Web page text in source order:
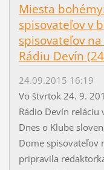
Miesta
spisovateľov v
spisovateľov
Rádiu Devín
24.09.2015 16:19
Vo štvrtok 24. 9.
Rádio Devín reláciu
Dnes o Klube
Dome spisovateľov
pripravila